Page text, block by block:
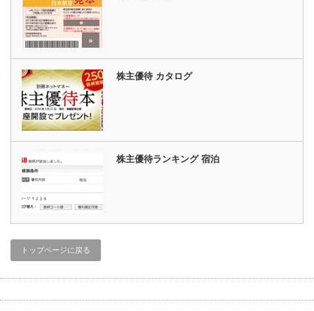
株主優待 カタログ
株主優待ランキング 宿泊
トップページに戻る